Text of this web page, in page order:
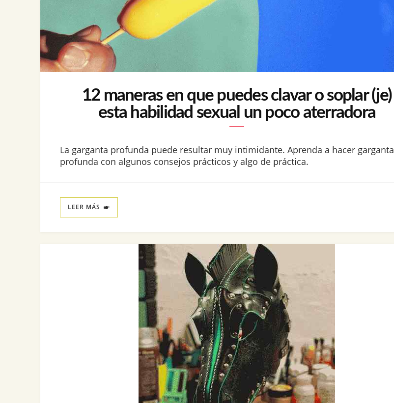
12 maneras en que puedes clavar o soplar (je)
esta habilidad sexual un poco aterradora
La garganta profunda puede resultar muy intimidante. Aprenda a hacer garganta
profunda con algunos consejos prácticos y algo de práctica.
LEER MÁS